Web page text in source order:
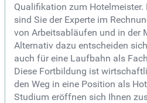
Qualifikation zum
sind Sie der Experte im
von Arbeitsabläufen und in der
Alternativ dazu entscheiden
auch für eine Laufbahn als
Diese Fortbildung ist
den Weg in eine Position als
Studium eröffnen sich Ihnen